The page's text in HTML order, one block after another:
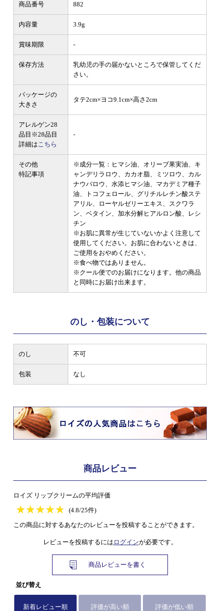
商品番号 882
内容量 3.9g
賞味期限 -
保存方法
乳幼児の手の届かないところで保管してくだ
さい。
パッケージの
大きさ
タテ2cm×ヨコ9.1cm×高さ2cm
アレルゲン28
品目 ※28品目
詳細はこちら
-
その他
特記事項
※成分一覧：ヒマシ油、オリーブ果実油、キ
ャンデリラロウ、カカオ脂、ミツロウ、カル
ナウバロウ、水添ヒマシ油、マカデミア種子
油、トコフェロール、グリチルレチン酸ステ
アリル、ローヤルゼリーエキス、スクワラ
ン、ベタイン、加水分解ヒアルロン酸、レシ
チン
※お肌に異常が生じていないかよく注意して
使用してください。お肌に合わないときは、
ご使用をおやめください。
※食べ物ではありません。
※クール便でのお届けになります。他の商品
と同時にお届け出来ます。
のし・包装について
のし 不可
包装 なし
商品レビュー
ロイズ リップクリームの平均評価
★★★★★
★★★★★
(4.8/25件)
この商品に対するあなたのレビューを投稿することができます。
レビューを投稿するには ログインが必要です。
商品レビューを書く
並び替え
新着レビュー順 評価が高い順 評価が低い順